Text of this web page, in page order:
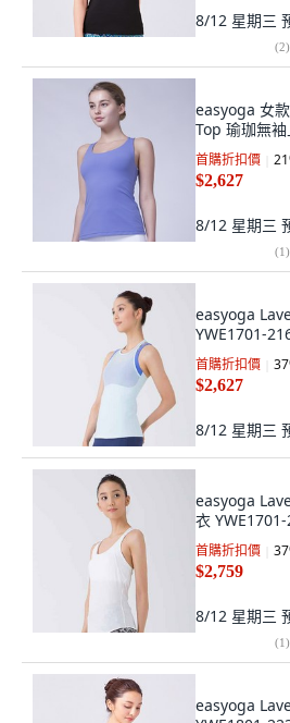
8/12 星期三
(2)
easyoga 女
Top 瑜珈無
首購折扣價 21
$2,627
8/12 星期三
(1)
easyoga
YWE1701-
首購折扣價 37
$2,627
8/12 星期三
easyoga
衣
首購折扣價 37
$2,759
8/12 星期三
(1)
easyoga